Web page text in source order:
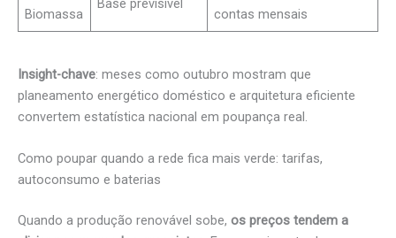
Biomassa
contas mensais
Insight-chave: meses como outubro mostram que
planeamento energético doméstico e arquitetura eficiente
convertem estatística nacional em poupança real.
Como poupar quando a rede fica mais verde: tarifas,
autoconsumo e baterias
Quando a produção renovável sobe, os preços tendem a